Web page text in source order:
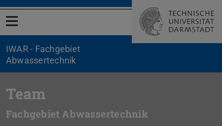
Menü öffnen
IWAR - Fachgebiet
Abwassertechnik
Team
Fachgebiet Abwassertechnik